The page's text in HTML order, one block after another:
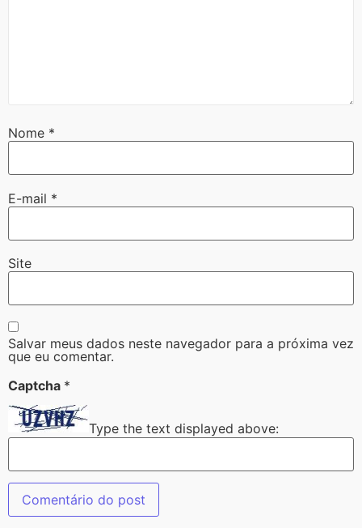
Nome *
E-mail *
Site
Salvar meus dados neste navegador para a próxima vez
que eu comentar.
Captcha *
Type the text displayed above: